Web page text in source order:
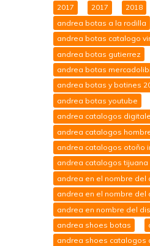
2017 2017 2018
andrea botas a la rodilla
andrea botas catalogo
andrea botas gutierrez
andrea botas
andrea botas y botines
andrea botas youtube
andrea catalogos
andrea catalogos
andrea catalogos otoño
andrea catalogos tijuana
andrea en el nombre del
andrea en el nombre del
andrea en nombre del
andrea shoes botas
andrea shoes catalogos